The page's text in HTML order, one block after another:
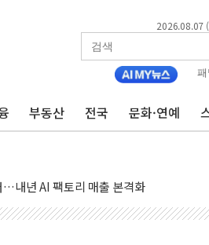
2026.08.07
부동산 전국 문화·연예
수 예측"…건설연, AI 위험기상 기술 개발
무너져…대전서 50대 일용직 추락 사망
풀고 재개발·재건축 촉진하는 것이 부동
…내년 AI 팩토리 매출 본격화
시 개입...4월 말 '56조원' 사상 최대